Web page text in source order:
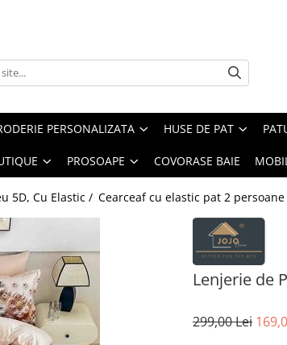
PERSONALIZATA HUSE DE PAT
PROSOAPE COVORASE BAIE
5D, Cu Elastic / Cearceaf cu elastic pat 2
Lenjerie de
299,00 Lei